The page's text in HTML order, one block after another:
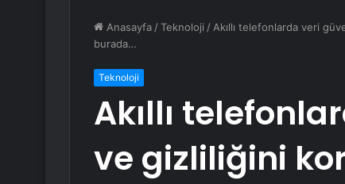
Anasayfa /Teknoloji / Akıllı telefonlarda veri
burada…
Teknoloji
Akıllı
ve gizliliğini